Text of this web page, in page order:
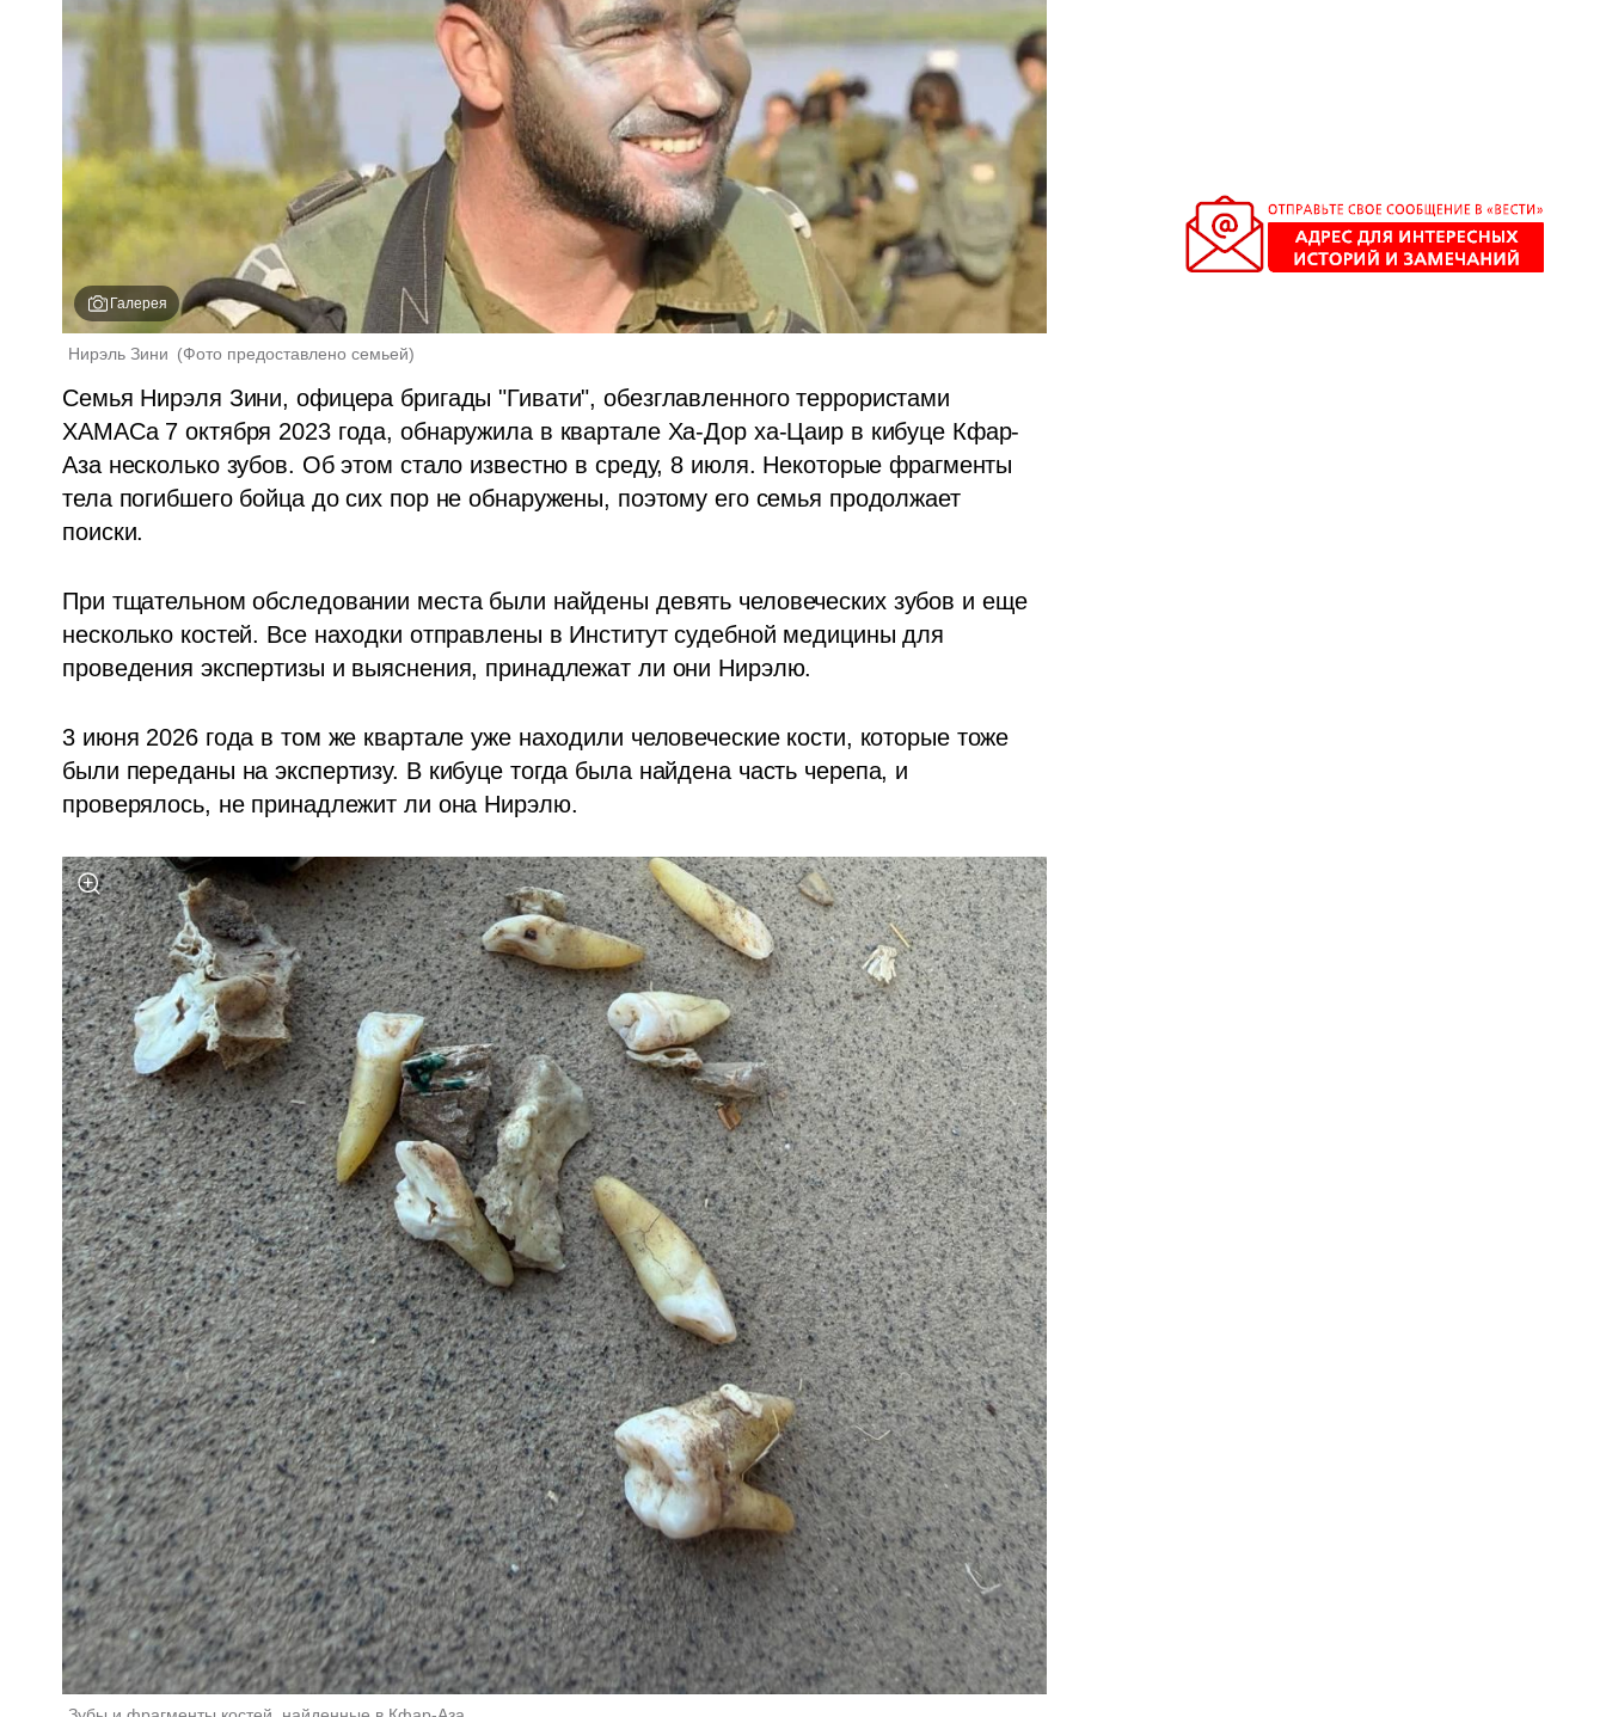
Галерея
Нирэль Зини (Фото предоставлено семьей)
Семья Нирэля Зини, офицера бригады "Гивати", обезглавленного террористами
ХАМАСа 7 октября 2023 года, обнаружила в квартале Ха-Дор ха-Цаир в кибуце Кфар-
Аза несколько зубов. Об этом стало известно в среду, 8 июля. Некоторые фрагменты
тела погибшего бойца до сих пор не обнаружены, поэтому его семья продолжает
поиски.
При тщательном обследовании места были найдены девять человеческих зубов и еще
несколько костей. Все находки отправлены в Институт судебной медицины для
проведения экспертизы и выяснения, принадлежат ли они Нирэлю.
3 июня 2026 года в том же квартале уже находили человеческие кости, которые тоже
были переданы на экспертизу. В кибуце тогда была найдена часть черепа, и
проверялось, не принадлежит ли она Нирэлю.